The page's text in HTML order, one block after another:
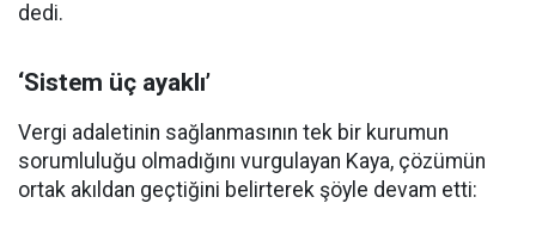
dedi.
‘Sistem üç ayaklı’
Vergi adaletinin sağlanmasının tek bir kurumun
sorumluluğu olmadığını vurgulayan Kaya, çözümün
ortak akıldan geçtiğini belirterek şöyle devam etti: